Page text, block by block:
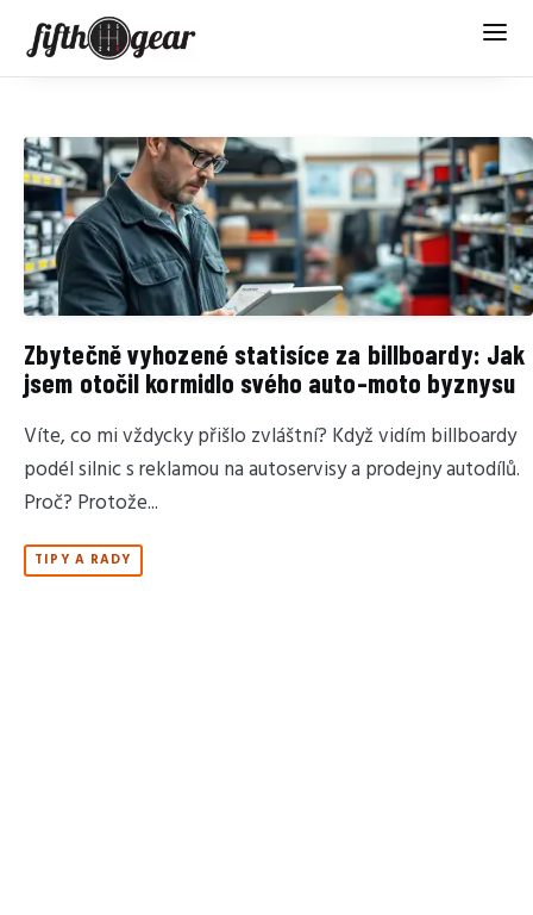
Zbytečně vyhozené statisíce za billboardy: Jak
jsem otočil kormidlo svého auto-moto byznysu
Víte, co mi vždycky přišlo zvláštní? Když vidím billboardy
podél silnic s reklamou na autoservisy a prodejny autodílů.
Proč? Protože...
TIPY A RADY